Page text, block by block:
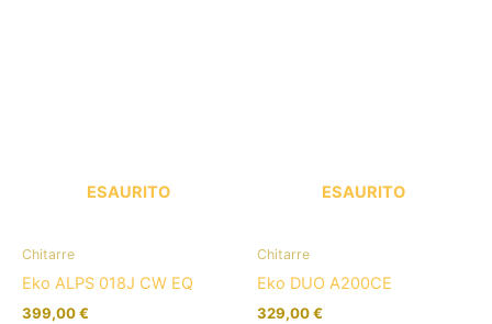
ESAURITO
Chitarre
Eko ALPS 018J CW EQ
399,00€
ESAURITO
Chitarre
Eko DUO A200CE
329,00€